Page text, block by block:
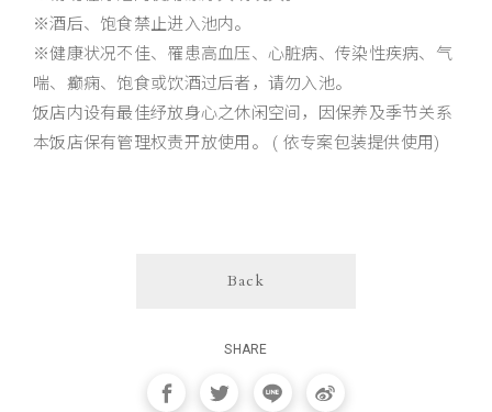
※酒后、饱食禁止进入池内。
※健康状况不佳、罹患高血压、心脏病、传染性疾病、气
喘、癫痫、饱食或饮酒过后者，请勿入池。
饭店内设有最佳纾放身心之休闲空间，因保养及季节关系
本饭店保有管理权责开放使用。 ( 依专案包装提供使用)
Back
SHARE